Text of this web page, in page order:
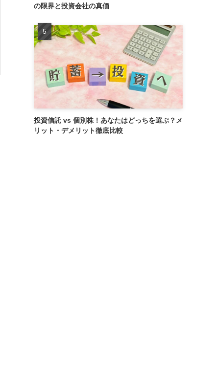
の限界と投資会社の真価
投資信託 vs 個別株！あなたはどっちを選ぶ？メ
リット・デメリット徹底比較